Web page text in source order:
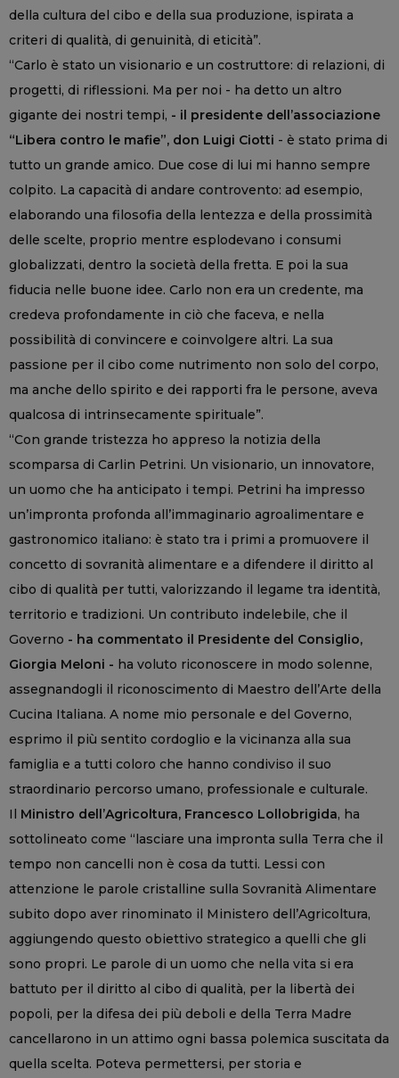
della cultura del cibo e della sua produzione, ispirata a
criteri di qualità, di genuinità, di eticità”.
“Carlo è stato un visionario e un costruttore: di relazioni, di
progetti, di riflessioni. Ma per noi - ha detto un altro
gigante dei nostri tempi, - il presidente dell’associazione
“Libera contro le mafie”, don Luigi Ciotti - è stato prima di
tutto un grande amico. Due cose di lui mi hanno sempre
colpito. La capacità di andare controvento: ad esempio,
elaborando una filosofia della lentezza e della prossimità
delle scelte, proprio mentre esplodevano i consumi
globalizzati, dentro la società della fretta. E poi la sua
fiducia nelle buone idee. Carlo non era un credente, ma
credeva profondamente in ciò che faceva, e nella
possibilità di convincere e coinvolgere altri. La sua
passione per il cibo come nutrimento non solo del corpo,
ma anche dello spirito e dei rapporti fra le persone, aveva
qualcosa di intrinsecamente spirituale”.
“Con grande tristezza ho appreso la notizia della
scomparsa di Carlin Petrini. Un visionario, un innovatore,
un uomo che ha anticipato i tempi. Petrini ha impresso
un’impronta profonda all’immaginario agroalimentare e
gastronomico italiano: è stato tra i primi a promuovere il
concetto di sovranità alimentare e a difendere il diritto al
cibo di qualità per tutti, valorizzando il legame tra identità,
territorio e tradizioni. Un contributo indelebile, che il
Governo - ha commentato il Presidente del Consiglio,
Giorgia Meloni - ha voluto riconoscere in modo solenne,
assegnandogli il riconoscimento di Maestro dell’Arte della
Cucina Italiana. A nome mio personale e del Governo,
esprimo il più sentito cordoglio e la vicinanza alla sua
famiglia e a tutti coloro che hanno condiviso il suo
straordinario percorso umano, professionale e culturale.
Il Ministro dell’Agricoltura, Francesco Lollobrigida, ha
sottolineato come “lasciare una impronta sulla Terra che il
tempo non cancelli non è cosa da tutti. Lessi con
attenzione le parole cristalline sulla Sovranità Alimentare
subito dopo aver rinominato il Ministero dell’Agricoltura,
aggiungendo questo obiettivo strategico a quelli che gli
sono propri. Le parole di un uomo che nella vita si era
battuto per il diritto al cibo di qualità, per la libertà dei
popoli, per la difesa dei più deboli e della Terra Madre
cancellarono in un attimo ogni bassa polemica suscitata da
quella scelta. Poteva permettersi, per storia e